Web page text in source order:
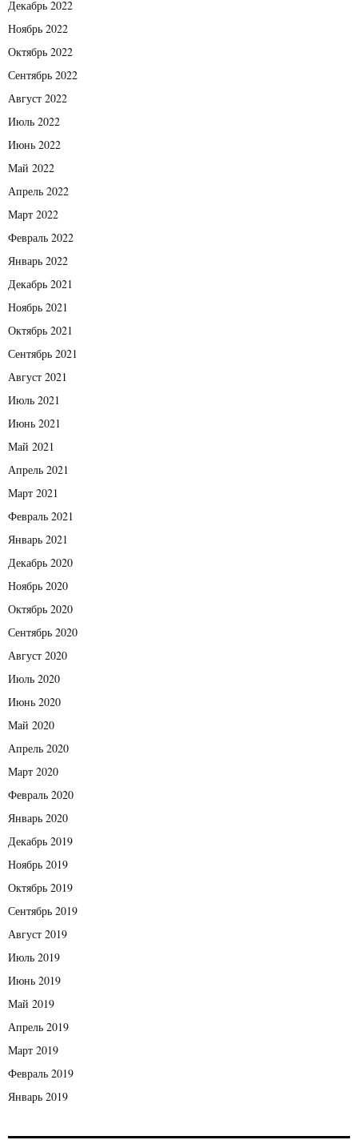
Декабрь 2022
Ноябрь 2022
Октябрь 2022
Сентябрь 2022
Август 2022
Июль 2022
Июнь 2022
Май 2022
Апрель 2022
Март 2022
Февраль 2022
Январь 2022
Декабрь 2021
Ноябрь 2021
Октябрь 2021
Сентябрь 2021
Август 2021
Июль 2021
Июнь 2021
Май 2021
Апрель 2021
Март 2021
Февраль 2021
Январь 2021
Декабрь 2020
Ноябрь 2020
Октябрь 2020
Сентябрь 2020
Август 2020
Июль 2020
Июнь 2020
Май 2020
Апрель 2020
Март 2020
Февраль 2020
Январь 2020
Декабрь 2019
Ноябрь 2019
Октябрь 2019
Сентябрь 2019
Август 2019
Июль 2019
Июнь 2019
Май 2019
Апрель 2019
Март 2019
Февраль 2019
Январь 2019